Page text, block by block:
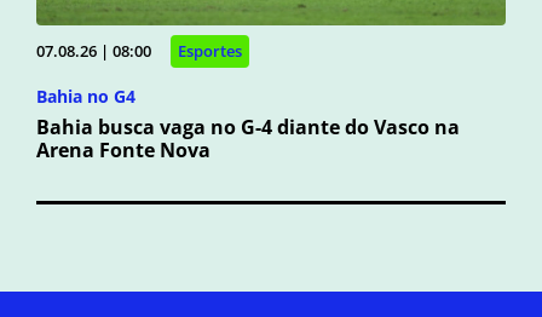
07.08.26 | 08:00 Esportes
Bahia no G4
Bahia busca vaga no G-4 diante do Vasco na
Arena Fonte Nova